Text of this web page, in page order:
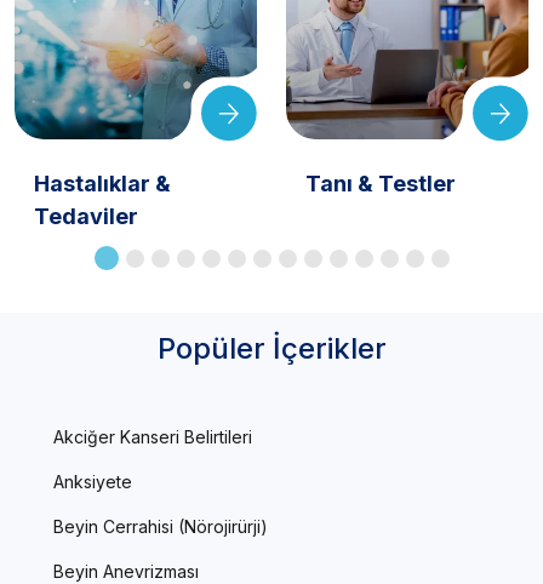
Hastalıklar &
Tedaviler
Tanı & Testler
Popüler İçerikler
Akciğer Kanseri Belirtileri
Anksiyete
Beyin Cerrahisi (Nörojirürji)
Beyin Anevrizması